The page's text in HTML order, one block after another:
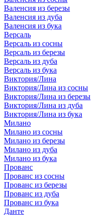
Валенсия из березы
Валенсия из дуба
Валенсия из бука
Версаль
Версаль из сосны
Версаль из березы
Версаль из дуба
Версаль из бука
Виктория/Лина
Виктория/Лина из сосны
Виктория/Лина из березы
Виктория/Лина из дуба
Виктория/Лина из бука
Милано
Милано из сосны
Милано из березы
Милано из дуба
Милано из бука
Прованс
Прованс из сосны
Прованс из березы
Прованс из дуба
Прованс из бука
Данте